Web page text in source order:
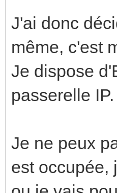
J'ai donc
même, c'est
Je dispose
passerelle IP.
Je ne peux
est occupée,